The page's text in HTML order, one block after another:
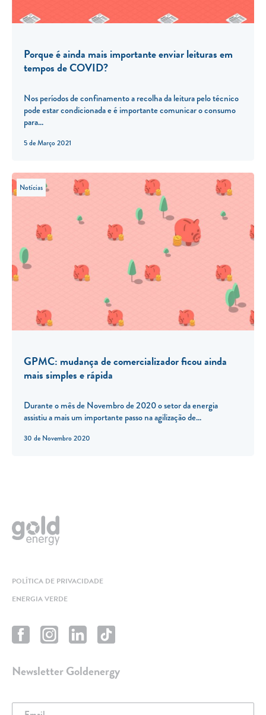
5 de Março 2021
Porque é ainda mais importante enviar leituras em
tempos de COVID?
Nos períodos de confinamento a recolha da leitura pelo técnico
pode estar condicionada e é importante comunicar o consumo
para...
30 de Novembro 2020
Notícias
GPMC: mudança de comercializador ficou ainda
mais simples e rápida
Durante o mês de Novembro de 2020 o setor da energia
assistiu a mais um importante passo na agilização de...
POLÍTICA DE PRIVACIDADE
ENERGIA VERDE
Newsletter Goldenergy